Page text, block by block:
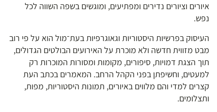
איורים וציורים נדירים ומפתיעים, ומוגשים בשפה השווה לכל
נפש.
העיסוק בפרשיות היסטוריות וגאוגרפיות בעת־מול הוא על פי רוב
מבט מזווית חדשה ולא מוכרת על האירועים הבולטים הגדולים,
תוך הצגת דמויות, סיפורים, מקומות ומסורות המוכרות רק
למעטים, וחשיפתן בפני הקהל הרחב. המאמרים בכתב העת
קצרים למדי והם מלווים באיורים, תמונות היסטוריות, מפות,
ותצלומים.